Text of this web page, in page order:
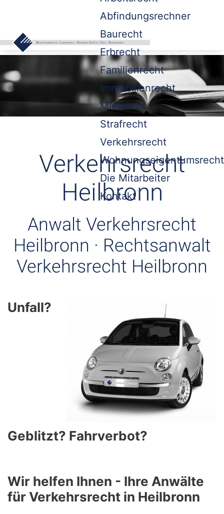
Abfindungsrechner
Baurecht
Erbrecht
Familienrecht
Immobilienrecht
Mietrecht
Strafrecht
Verkehrsrecht
Wohnungseigentumsrecht
Die Mitarbeiter
Kontakt
Verkehrsrecht
Heilbronn
Anwalt Verkehrsrecht
Heilbronn · Rechtsanwalt
Verkehrsrecht Heilbronn
Unfall?
Geblitzt? Fahrverbot?
Wir helfen Ihnen - Ihre Anwälte
für Verkehrsrecht in Heilbronn